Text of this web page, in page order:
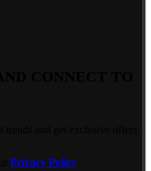
Privacy Policy